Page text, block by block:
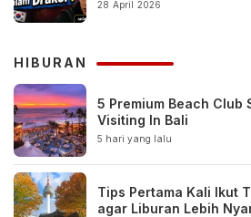
28 April 2026
HIBURAN
5 Premium Beach Club
Visiting In Bali
5 hari yang lalu
Tips Pertama Kali Ikut
agar Liburan Lebih